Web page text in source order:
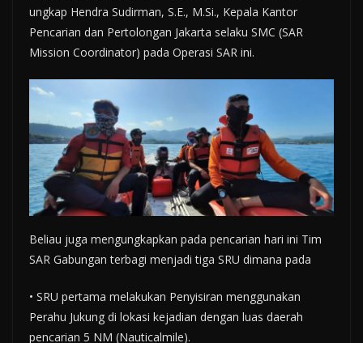
ungkap Hendra Sudirman, S.E., M.Si., Kepala Kantor
Pencarian dan Pertolongan Jakarta selaku SMC (SAR
Mission Coordinator) pada Operasi SAR ini.
Beliau juga mengungkapkan pada pencarian hari ini Tim
SAR Gabungan terbagi menjadi tiga SRU dimana pada
• SRU pertama melakukan Penyisiran menggunakan
Perahu Jukung di lokasi kejadian dengan luas daerah
pencarian 5 NM (Nauticalmile).